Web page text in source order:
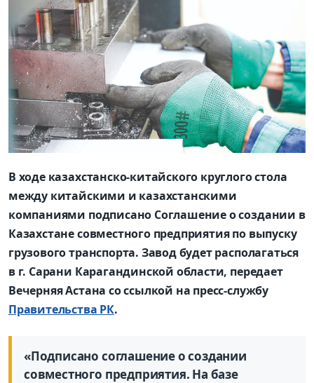
В ходе казахстанско-китайского круглого стола
между китайскими и казахстанскими
компаниями подписано Соглашение о создании в
Казахстане совместного предприятия по выпуску
грузового транспорта. Завод будет располагаться
в г. Сарани Карагандинской области, передает
Вечерняя Астана со ссылкой на пресс-службу
Правительства РК.
«Подписано соглашение о создании
совместного предприятия. На базе